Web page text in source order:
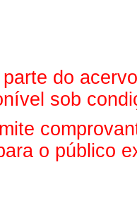
do
sob
o público